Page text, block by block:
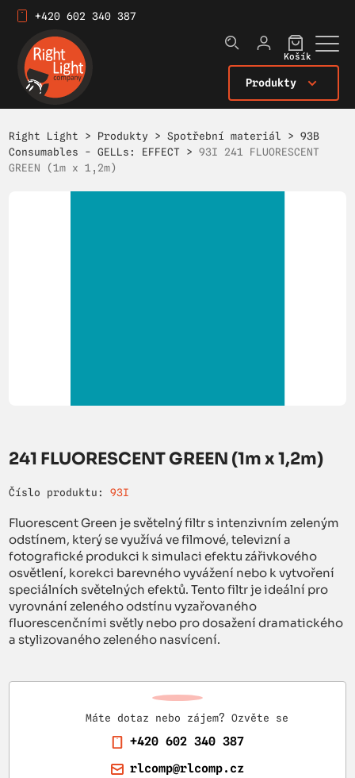
+420 602 340 387
Produkty
Košík
Right Light > Produkty >Spotřební materiál >93B
Consumables - GELLs: EFFECT >93I 241 FLUORESCENT
GREEN (1m x 1,2m)
241 FLUORESCENT GREEN (1m x 1,2m)
Číslo produktu: 93I
Fluorescent Green je světelný filtr s intenzivním zeleným
odstínem, který se využívá ve filmové, televizní a
fotografické produkci k simulaci efektu zářivkového
osvětlení, korekci barevného vyvážení nebo k vytvoření
speciálních světelných efektů. Tento filtr je ideální pro
vyrovnání zeleného odstínu vyzařovaného
fluorescenčními světly nebo pro dosažení dramatického
a stylizovaného zeleného nasvícení.
Máte dotaz nebo zájem? Ozvěte se
+420 602 340 387
rlcomp@rlcomp.cz